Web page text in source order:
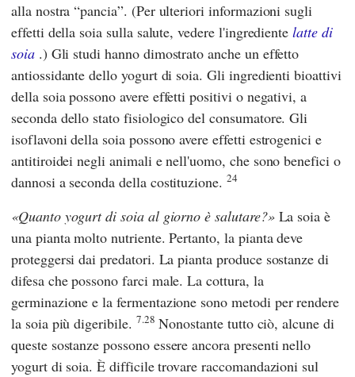
alla nostra “pancia”. (Per ulteriori informazioni sugli
effetti della soia sulla salute, vedere l'ingredientelatte di
soia.) Gli studi hanno dimostrato anche un effetto
antiossidante dello yogurt di soia. Gli ingredienti bioattivi
della soia possono avere effetti positivi o negativi, a
seconda dello stato fisiologico del consumatore. Gli
isoflavoni della soia possono avere effetti estrogenici e
antitiroidei negli animali e nell'uomo, che sono benefici o
dannosi a seconda della costituzione. 24
Quanto yogurt di soia al giorno è salutare? La soia è
una pianta molto nutriente. Pertanto, la pianta deve
proteggersi dai predatori. La pianta produce sostanze di
difesa che possono farci male. La cottura, la
germinazione e la fermentazione sono metodi per rendere
la soia più digeribile. 7.28 Nonostante tutto ciò, alcune di
queste sostanze possono essere ancora presenti nello
yogurt di soia. È difficile trovare raccomandazioni sul